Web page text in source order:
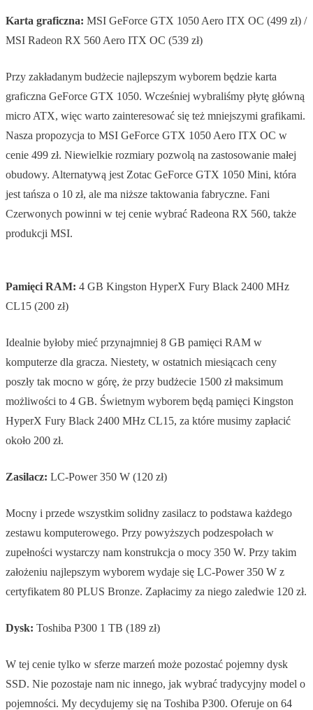
Karta graficzna: MSI GeForce GTX 1050 Aero ITX OC (499 zł) /
MSI Radeon RX 560 Aero ITX OC (539 zł)
Przy zakładanym budżecie najlepszym wyborem będzie karta
graficzna GeForce GTX 1050. Wcześniej wybraliśmy płytę główną
micro ATX, więc warto zainteresować się też mniejszymi grafikami.
Nasza propozycja to MSI GeForce GTX 1050 Aero ITX OC w
cenie 499 zł. Niewielkie rozmiary pozwolą na zastosowanie małej
obudowy. Alternatywą jest Zotac GeForce GTX 1050 Mini, która
jest tańsza o 10 zł, ale ma niższe taktowania fabryczne. Fani
Czerwonych powinni w tej cenie wybrać Radeona RX 560, także
produkcji MSI.
Pamięci RAM: 4 GB Kingston HyperX Fury Black 2400 MHz
CL15 (200 zł)
Idealnie byłoby mieć przynajmniej 8 GB pamięci RAM w
komputerze dla gracza. Niestety, w ostatnich miesiącach ceny
poszły tak mocno w górę, że przy budżecie 1500 zł maksimum
możliwości to 4 GB. Świetnym wyborem będą pamięci Kingston
HyperX Fury Black 2400 MHz CL15, za które musimy zapłacić
około 200 zł.
Zasilacz: LC-Power 350 W (120 zł)
Mocny i przede wszystkim solidny zasilacz to podstawa każdego
zestawu komputerowego. Przy powyższych podzespołach w
zupełności wystarczy nam konstrukcja o mocy 350 W. Przy takim
założeniu najlepszym wyborem wydaje się LC-Power 350 W z
certyfikatem 80 PLUS Bronze. Zapłacimy za niego zaledwie 120 zł.
Dysk: Toshiba P300 1 TB (189 zł)
W tej cenie tylko w sferze marzeń może pozostać pojemny dysk
SSD. Nie pozostaje nam nic innego, jak wybrać tradycyjny model o
pojemności. My decydujemy się na Toshiba P300. Oferuje on 64